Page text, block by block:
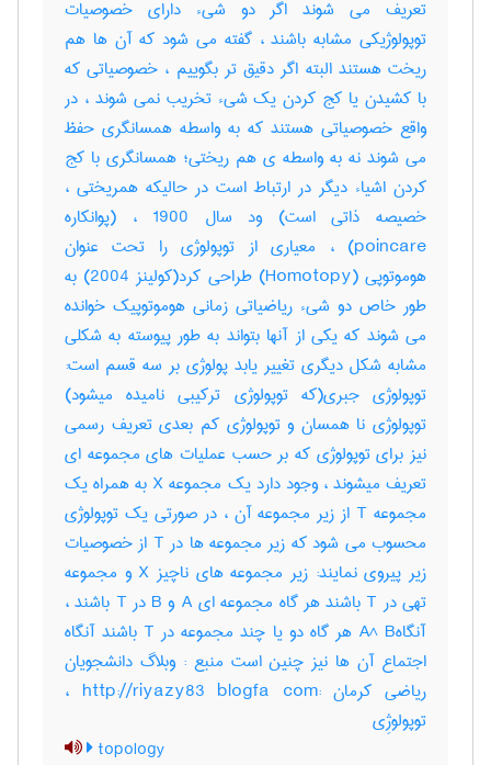
تعریف می شوند اگر دو شیء دارای خصوصیات
توپولوژیکی مشابه باشند ، گفته می شود که آن ها هم
ریخت هستند البته اگر دقیق تر بگوییم ، خصوصیاتی که
با کشیدن یا کج کردن یک شیء تخریب نمی شوند ، در
واقع خصوصیاتی هستند که به واسطه همسانگری حفظ
می شوند نه به واسطه ی هم ریختی؛ همسانگری با کج
کردن اشیاء دیگر در ارتباط است در حالیکه همریختی ،
خصیصه ذاتی است) ود سال 1900 ، (پوانکاره
poincare) ، معیاری از توپولوژی را تحت عنوان
هوموتوپی (Homotopy) طراحی کرد(کولینز 2004) به
طور خاص دو شیء ریاضیاتی زمانی هوموتوپیک خوانده
می شوند که یکی از آنها بتواند به طور پیوسته به شکلی
مشابه شکل دیگری تغییر یابد پولوژی بر سه قسم است:
توپولوژی جبری(که توپولوژی ترکیبی نامیده میشود)
توپولوژی نا همسان و توپولوژی کم بعدی تعریف رسمی
نیز برای توپولوژی که بر حسب عملیات های مجموعه ای
تعریف میشوند ، وجود دارد یک مجموعه X به همراه یک
مجموعه T از زیر مجموعه آن ، در صورتی یک توپولوژی
محسوب می شود که زیر مجموعه ها در T از خصوصیات
زیر پیروی نمایند: زیر مجموعه های ناچیز X و مجموعه
تهی در T باشند هر گاه مجموعه ای A و B در T باشند ،
آنگاهA^ B هر گاه دو یا چند مجموعه در T باشند آنگاه
اجتماع آن ها نیز چنین است منبع : وبلاگ دانشجویان
ریاضی کرمان :http://riyazy83 blogfa com ،
توپولوژِی
topology